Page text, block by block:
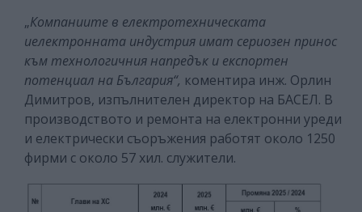
„Компаниите в електротехническата
иелектронната индустрия имат сериозен принос
към технологичния напредък и експортeн
потенциал на България“, коментира инж. Орлин
Димитров, изпълнителен директор на БАСЕЛ. В
производството и ремонта на електронни уреди
и електрически съоръжения работят около 1250
фирми с около 57 хил. служители.